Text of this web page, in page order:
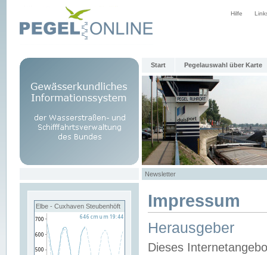
Hilfe
Start Pegelauswahl über Karte
Newsletter
Elbe - Cuxhaven Steubenhöft Impressum
Herausgeber
Dieses